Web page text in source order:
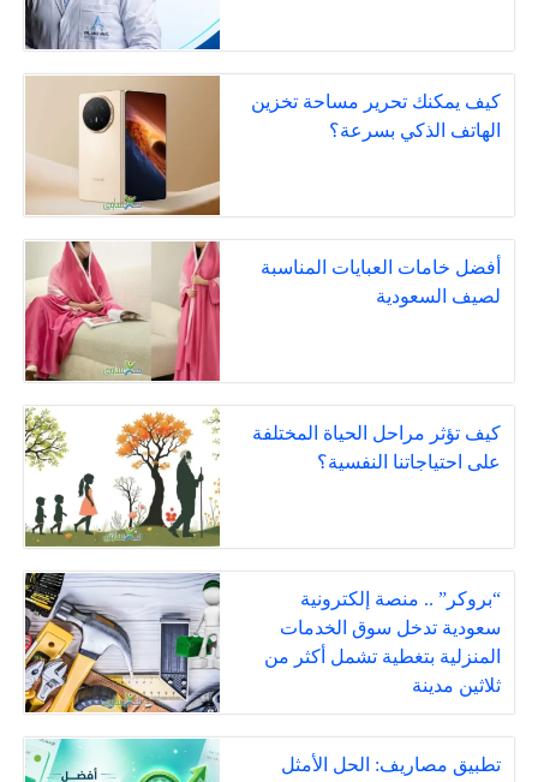
كيف يمكنك تحرير مساحة تخزين
الهاتف الذكي بسرعة؟
أفضل خامات العبايات المناسبة
لصيف السعودية
كيف تؤثر مراحل الحياة المختلفة
على احتياجاتنا النفسية؟
“بروكر” .. منصة إلكترونية
سعودية تدخل سوق الخدمات
المنزلية بتغطية تشمل أكثر من
ثلاثين مدينة
تطبيق مصاريف: الحل الأمثل